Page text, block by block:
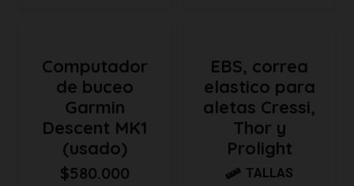
$44.900
hasta
$49.900
Computador
de buceo
Garmin
Descent MK1
(usado)
$580.000
EBS, correa
elastico para
aletas Cressi,
Thor y
Prolight
TALLAS